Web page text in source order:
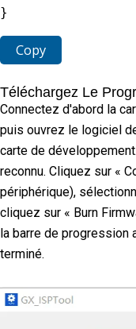
}
Copy
Téléchargez Le
Connectez d'abord la
puis ouvrez le logiciel
carte de
reconnu. Cliquez sur «
périphérique),
cliquez sur « Burn
la barre de progression
terminé.